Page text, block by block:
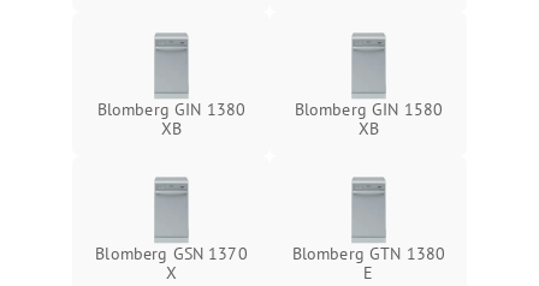
Blomberg GIN 1380
XB
Blomberg GIN 1580
XB
Blomberg GSN 1370
X
Blomberg GTN 1380
E